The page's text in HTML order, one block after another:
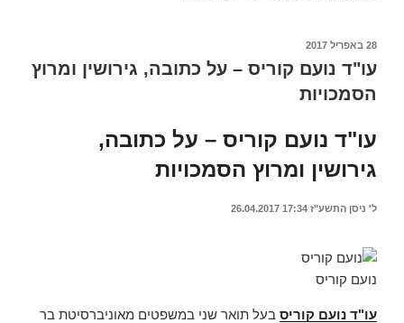
פורסם
28 באפריל 2017
עו"ד נועם קוריס – על כתובה, גירושין ומרוץ
הסמכויות
עו"ד נועם קוריס – על כתובה,
גירושין ומרוץ הסמכויות
ל' ניסן התשע"ז 17:34
26.04.2017
נועם קוריס
עו"ד נועם קוריס בעל תואר שני במשפטים מאוניברסיטת בר